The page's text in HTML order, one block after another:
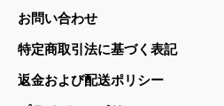
お問い合わせ
特定商取引法に基づく表記
返金および配送ポリシー